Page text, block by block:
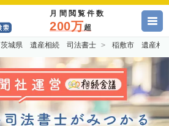
月間閲覧件数
200万超
茨城県 遺産相続 司法書士 稲敷市 遺産相